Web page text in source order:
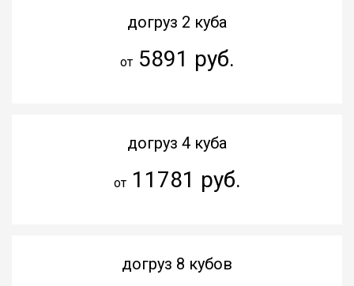
догруз 2 куба
от5891 руб.
догруз 4 куба
от11781 руб.
догруз 8 кубов